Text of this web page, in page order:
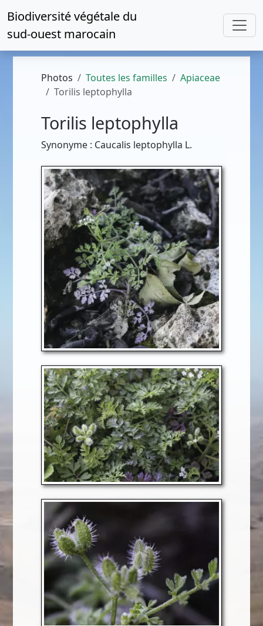
Biodiversité végétale du
sud-ouest marocain
Photos Toutes les familles
Apiaceae
Torilis leptophylla
Torilis leptophylla
Synonyme : Caucalis leptophylla L.